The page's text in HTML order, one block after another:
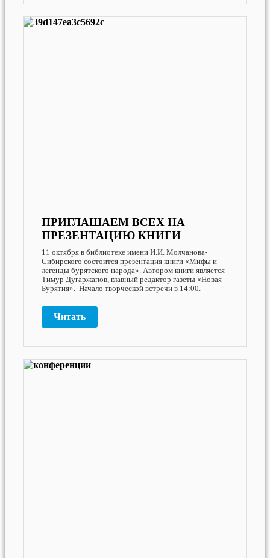
ПРИГЛАШАЕМ ВСЕХ НА
ПРЕЗЕНТАЦИЮ КНИГИ
11 октября в библиотеке имени И.И. Молчанова-
Сибирского состоится презентация книги «Мифы и
легенды бурятского народа». Автором книги является
Тимур Дугаржапов, главный редактор газеты «Новая
Бурятия». Начало творческой встречи в 14:00.
Читать